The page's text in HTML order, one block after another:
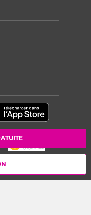
by Ingenio